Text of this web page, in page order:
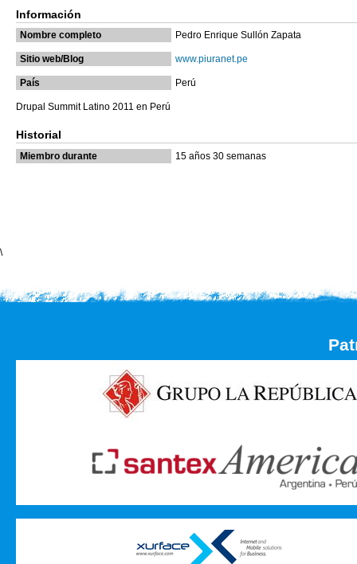
Información
Nombre completo Pedro Enrique Sullón Zapata
Sitio web/Blog www.piuranet.pe
País Perú
Drupal Summit Latino 2011 en Perú
Historial
Miembro durante 15 años 30 semanas
\